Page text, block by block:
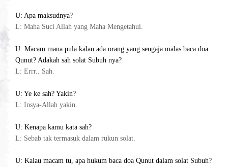
U: Apa maksudnya?
L: Maha Suci Allah yang Maha Mengetahui.
U: Macam mana pula kalau ada orang yang sengaja malas baca doa
Qunut? Adakah sah solat Subuh nya?
L: Errr.. Sah.
U: Ye ke sah? Yakin?
L: Insya-Allah yakin.
U: Kenapa kamu kata sah?
L: Sebab tak termasuk dalam rukun solat.
U: Kalau macam tu, apa hukum baca doa Qunut dalam solat Subuh?